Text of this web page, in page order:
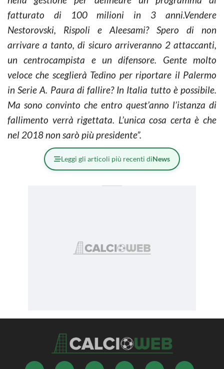
fatturato di 100 milioni in 3 anni.Vendere
Nestorovski, Rispoli e Aleesami? Spero di non
arrivare a tanto, di sicuro arriveranno 2 attaccanti,
un centrocampista e un difensore. Gente molto
veloce che sceglierà Tedino per riportare il Palermo
in Serie A. Paura di fallire? In Italia tutto è possibile.
Ma sono convinto che entro quest’anno l’istanza di
fallimento verrà rigettata. L’unica cosa certa è che
nel 2018 non sarò più presidente”.
Leggi gli articoli più recenti diNews